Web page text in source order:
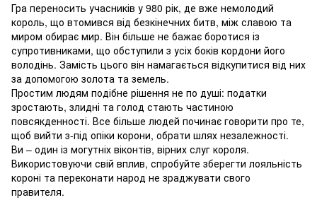
Гра переносить учасників у 980 рік, де вже немолодий
король, що втомився від безкінечних битв, між славою та
миром обирає мир. Він більше не бажає боротися із
супротивниками, що обступили з усіх боків кордони його
володінь. Замість цього він намагається відкупитися від них
за допомогою золота та земель.
Простим людям подібне рішення не по душі: податки
зростають, злидні та голод стають частиною
повсякденності. Все більше людей починає говорити про те,
щоб вийти з-під опіки корони, обрати шлях незалежності.
Ви – один із могутніх віконтів, вірних слуг короля.
Використовуючи свій вплив, спробуйте зберегти лояльність
короні та переконати народ не зраджувати свого
правителя.